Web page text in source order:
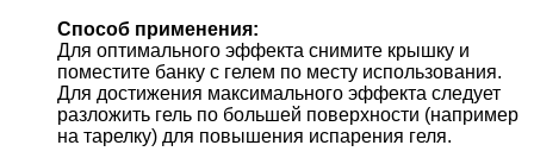
Способ применения:
Для оптимального эффекта снимите крышку и
поместите банку с гелем по месту использования.
Для достижения максимального эффекта следует
разложить гель по большей поверхности (например
на тарелку) для повышения испарения геля.